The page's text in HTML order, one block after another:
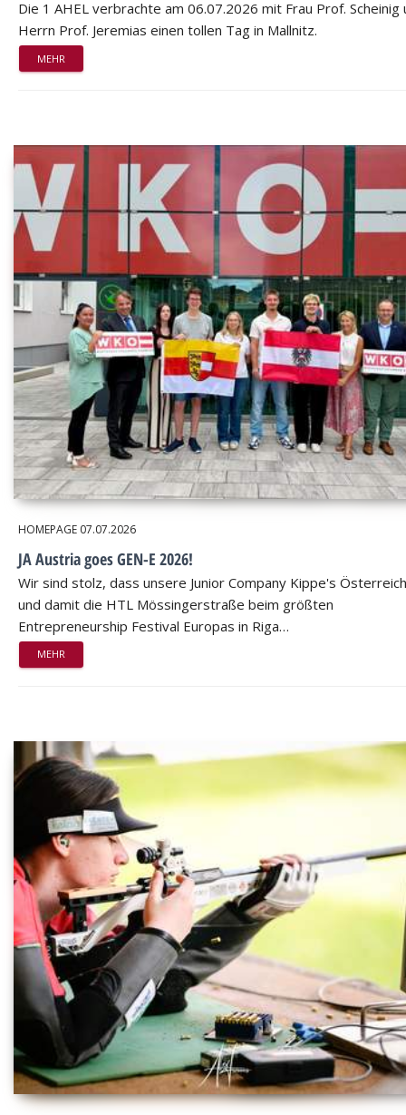
Die 1 AHEL verbrachte am 06.07.2026 mit Frau Prof. Scheinig
Herrn Prof. Jeremias einen tollen Tag in Mallnitz.
MEHR
HOMEPAGE 07.07.2026
JA Austria goes GEN-E 2026!
Wir sind stolz, dass unsere Junior Company Kippe's Österreich
und damit die HTL Mössingerstraße beim größten
Entrepreneurship Festival Europas in Riga…
MEHR